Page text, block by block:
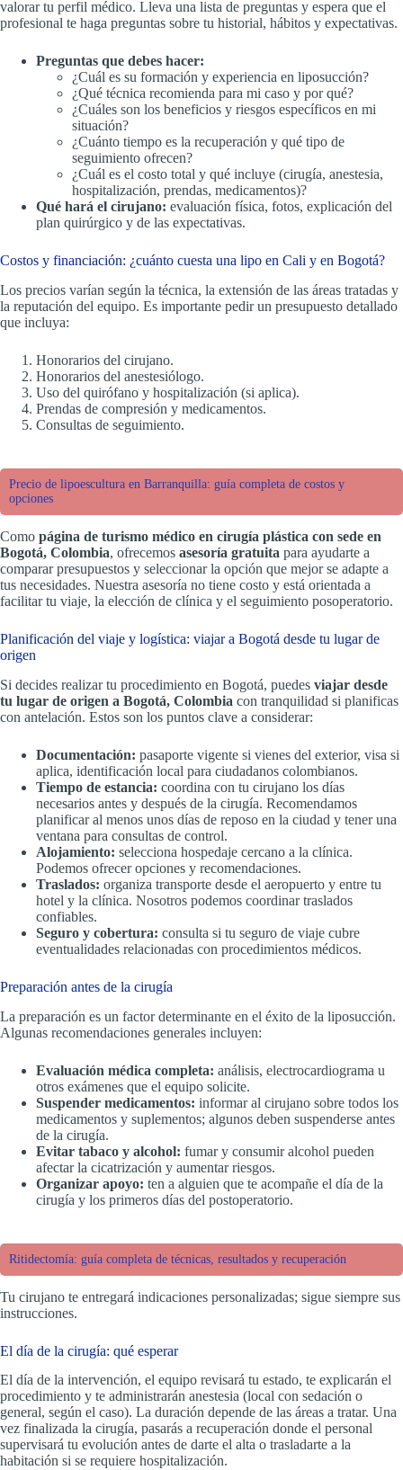
valorar tu perfil médico. Lleva una lista de preguntas y espera que el
profesional te haga preguntas sobre tu historial, hábitos y expectativas.
Preguntas que debes hacer:
¿Cuál es su formación y experiencia en liposucción?
¿Qué técnica recomienda para mi caso y por qué?
¿Cuáles son los beneficios y riesgos específicos en mi
situación?
¿Cuánto tiempo es la recuperación y qué tipo de
seguimiento ofrecen?
¿Cuál es el costo total y qué incluye (cirugía, anestesia,
hospitalización, prendas, medicamentos)?
Qué hará el cirujano: evaluación física, fotos, explicación del
plan quirúrgico y de las expectativas.
Costos y financiación: ¿cuánto cuesta una lipo en Cali y en Bogotá?
Los precios varían según la técnica, la extensión de las áreas tratadas y
la reputación del equipo. Es importante pedir un presupuesto detallado
que incluya:
Honorarios del cirujano.
Honorarios del anestesiólogo.
Uso del quirófano y hospitalización (si aplica).
Prendas de compresión y medicamentos.
Consultas de seguimiento.
Precio de lipoescultura en Barranquilla: guía completa de costos y
opciones
Como página de turismo médico en cirugía plástica con sede en
Bogotá, Colombia, ofrecemos asesoría gratuita para ayudarte a
comparar presupuestos y seleccionar la opción que mejor se adapte a
tus necesidades. Nuestra asesoría no tiene costo y está orientada a
facilitar tu viaje, la elección de clínica y el seguimiento posoperatorio.
Planificación del viaje y logística: viajar a Bogotá desde tu lugar de
origen
Si decides realizar tu procedimiento en Bogotá, puedes viajar desde
tu lugar de origen a Bogotá, Colombia con tranquilidad si planificas
con antelación. Estos son los puntos clave a considerar:
Documentación: pasaporte vigente si vienes del exterior, visa si
aplica, identificación local para ciudadanos colombianos.
Tiempo de estancia: coordina con tu cirujano los días
necesarios antes y después de la cirugía. Recomendamos
planificar al menos unos días de reposo en la ciudad y tener una
ventana para consultas de control.
Alojamiento: selecciona hospedaje cercano a la clínica.
Podemos ofrecer opciones y recomendaciones.
Traslados: organiza transporte desde el aeropuerto y entre tu
hotel y la clínica. Nosotros podemos coordinar traslados
confiables.
Seguro y cobertura: consulta si tu seguro de viaje cubre
eventualidades relacionadas con procedimientos médicos.
Preparación antes de la cirugía
La preparación es un factor determinante en el éxito de la liposucción.
Algunas recomendaciones generales incluyen:
Evaluación médica completa: análisis, electrocardiograma u
otros exámenes que el equipo solicite.
Suspender medicamentos: informar al cirujano sobre todos los
medicamentos y suplementos; algunos deben suspenderse antes
de la cirugía.
Evitar tabaco y alcohol: fumar y consumir alcohol pueden
afectar la cicatrización y aumentar riesgos.
Organizar apoyo: ten a alguien que te acompañe el día de la
cirugía y los primeros días del postoperatorio.
Ritidectomía: guía completa de técnicas, resultados y recuperación
Tu cirujano te entregará indicaciones personalizadas; sigue siempre sus
instrucciones.
El día de la cirugía: qué esperar
El día de la intervención, el equipo revisará tu estado, te explicarán el
procedimiento y te administrarán anestesia (local con sedación o
general, según el caso). La duración depende de las áreas a tratar. Una
vez finalizada la cirugía, pasarás a recuperación donde el personal
supervisará tu evolución antes de darte el alta o trasladarte a la
habitación si se requiere hospitalización.